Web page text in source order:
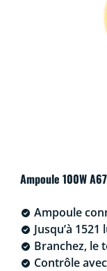
Ampoule 100W
Ampoule
Jusqu’à 1521
Branchez, le
Contrôle